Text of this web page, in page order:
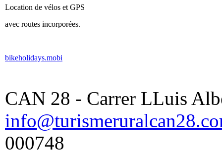
Location de vélos et GPS
avec routes incorporées.
bikeholidays.mobi
CAN 28 - Carrer LLuis
000748